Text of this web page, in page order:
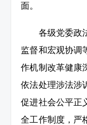
面。
各级党委政法
监督和宏观协调
作机制改革健康
依法处理涉法涉
促进社会公平正
全工作制度，严